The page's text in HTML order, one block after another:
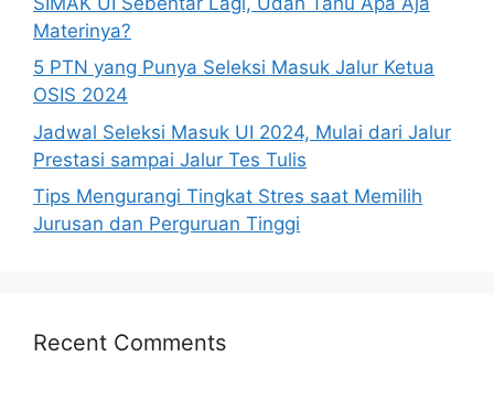
Materinya?
5 PTN yang Punya Seleksi Masuk Jalur Ketua
OSIS 2024
Jadwal Seleksi Masuk UI 2024, Mulai dari Jalur
Prestasi sampai Jalur Tes Tulis
Tips Mengurangi Tingkat Stres saat Memilih
Jurusan dan Perguruan Tinggi
Recent Comments